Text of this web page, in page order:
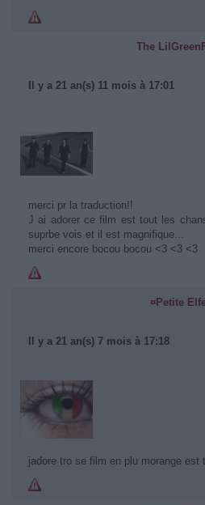
The
Il y a 21 an(s) 11 mois à 17:01
merci pr la traduction!!
J ai adorer ce film est tout les
suprbe vois et il est magnifique...
merci encore bocou bocou <3 <3 <3
¤Petite
Il y a 21 an(s) 7 mois à 17:18
jadore tro se film en plu morange est